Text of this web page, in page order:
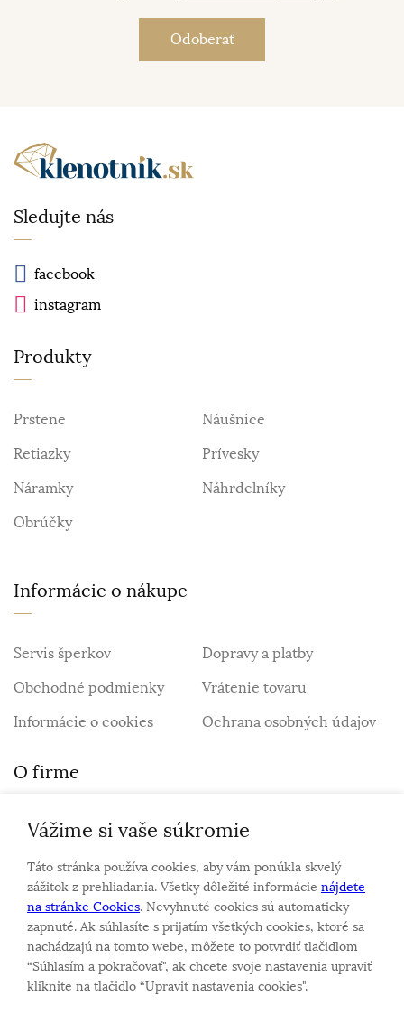
Sledujte nás
facebook
instagram
Produkty
Prstene
Náušnice
Retiazky
Prívesky
Náramky
Náhrdelníky
Obrúčky
Informácie o nákupe
Servis šperkov
Dopravy a platby
Obchodné podmienky
Vrátenie tovaru
Informácie o cookies
Ochrana osobných údajov
O firme
Personalizovaný šperk
O nás
Kontakt
Sme rodinná firma a zameriavame sa na predaj hodiniek
a šperkov od roku 1994.
Pozrite sa na naše ďaľšie web stránky.
Vážime si vaše súkromie
Táto stránka používa cookies, aby vám ponúkla skvelý
zážitok z prehliadania. Všetky dôležité informácie nájdete
na stránke Cookies. Nevyhnuté cookies sú automaticky
zapnuté. Ak súhlasíte s prijatím všetkých cookies, ktoré sa
nachádzajú na tomto webe, môžete to potvrdiť tlačidlom
“Súhlasím a pokračovať", ak chcete svoje nastavenia upraviť
kliknite na tlačidlo “Upraviť nastavenia cookies".